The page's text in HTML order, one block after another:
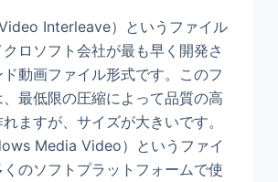
Interleave）というファイル
ロソフト会社が最も早く開発さ
動画ファイル形式です。このフ
、最低限の圧縮によって品質の高
ますが、サイズが大きいです。
Media Video）というファイ
のソフトプラットフォームで使